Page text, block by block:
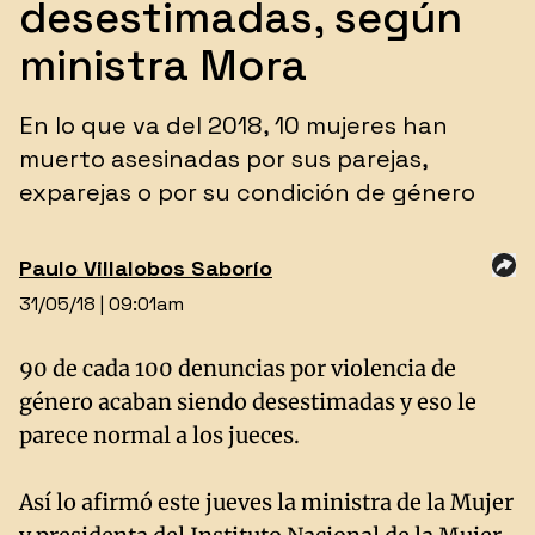
desestimadas, según
ministra Mora
​En lo que va del 2018, 10 mujeres han
muerto asesinadas por sus parejas,
exparejas o por su condición de género
Paulo Villalobos Saborío
31/05/18 | 09:01am
90 de cada 100 denuncias por violencia de
género acaban siendo desestimadas y eso le
parece normal a los jueces.
Así lo afirmó este jueves la ministra de la Mujer